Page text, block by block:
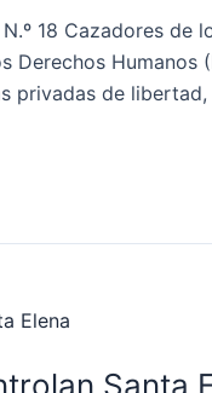
18 Cazadores
privadas de
Santa